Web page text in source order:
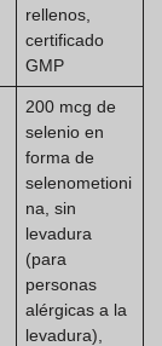
rellenos,
certificado
GMP
200 mcg de
selenio en
forma de
selenometioni
na, sin
levadura
(para
personas
alérgicas a la
levadura),